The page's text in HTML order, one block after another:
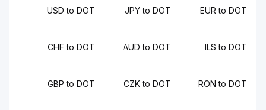
EUR to DOT
JPY to DOT
USD to DOT
ILS to DOT
AUD to DOT
CHF to DOT
RON to DOT
CZK to DOT
GBP to DOT